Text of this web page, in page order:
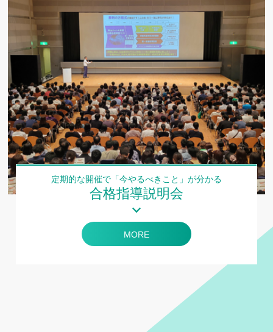
定期的な開催で「今やるべきこと」が分かる
合格指導説明会
MORE